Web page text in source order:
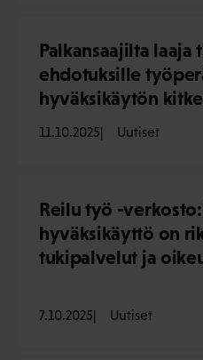
Palkansaajilta laaja
ehdotuksille
hyväksikäytön
11.10.2025 Uutiset
Reilu työ -
hyväksikäyttö on
tukipalvelut ja
7.10.2025 Uutiset